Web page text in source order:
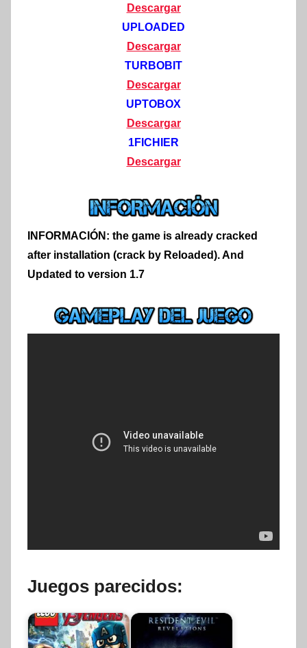
Descargar
UPLOADED
Descargar
TURBOBIT
Descargar
UPTOBOX
Descargar
1FICHIER
Descargar
INFORMACIÓN: the game is already cracked
after installation (crack by Reloaded). And
Updated to version 1.7
Juegos parecidos: